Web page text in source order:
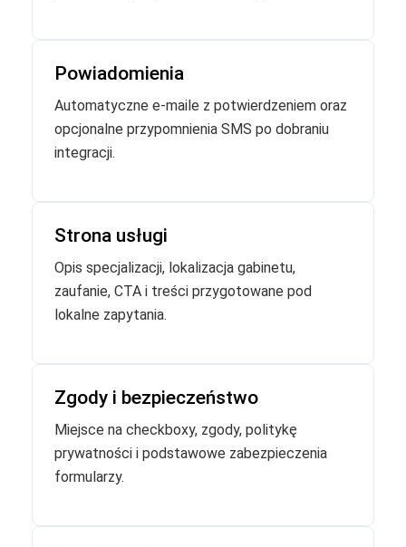
Powiadomienia
Automatyczne e-maile z potwierdzeniem oraz
opcjonalne przypomnienia SMS po dobraniu
integracji.
Strona usługi
Opis specjalizacji, lokalizacja gabinetu,
zaufanie, CTA i treści przygotowane pod
lokalne zapytania.
Zgody i bezpieczeństwo
Miejsce na checkboxy, zgody, politykę
prywatności i podstawowe zabezpieczenia
formularzy.